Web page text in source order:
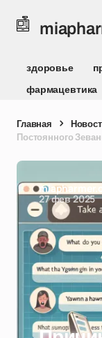
здоровье
фармацевтика
Главная
Постоянного
27 фев 2025